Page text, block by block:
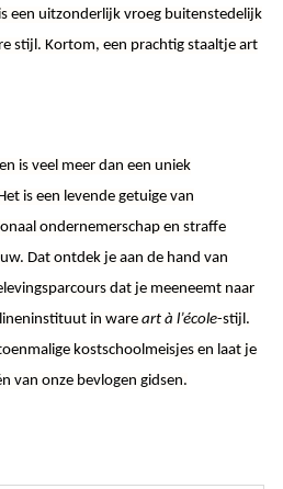
een uitzonderlijk vroeg buitenstedelijk
stijl. Kortom, een prachtig staaltje art
is veel meer dan een uniek
is een levende getuige van
ondernemerschap en straffe
Dat ontdek je aan de hand van
dat je meeneemt naar
in wareart à l’école-stijl.
kostschoolmeisjes en laat je
van onze bevlogen gidsen.